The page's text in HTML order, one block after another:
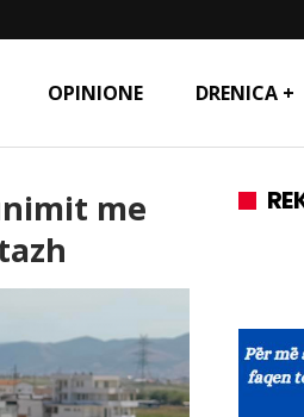
OPINIONE DRENICA +
me